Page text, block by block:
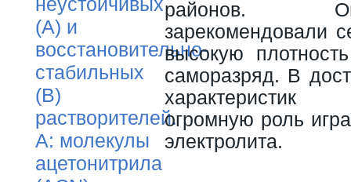
районов.
зарекомендовали
высокую
саморазряд. В
огромную роль
электролита.